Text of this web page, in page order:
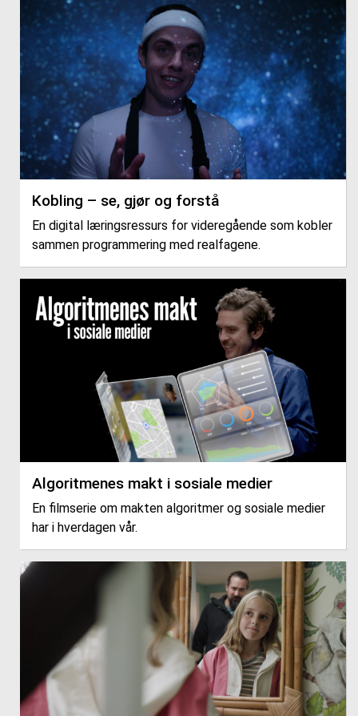
Kobling – se, gjør og forstå
En digital læringsressurs for videregående som kobler
sammen programmering med realfagene.
Algoritmenes makt i sosiale medier
En filmserie om makten algoritmer og sosiale medier
har i hverdagen vår.